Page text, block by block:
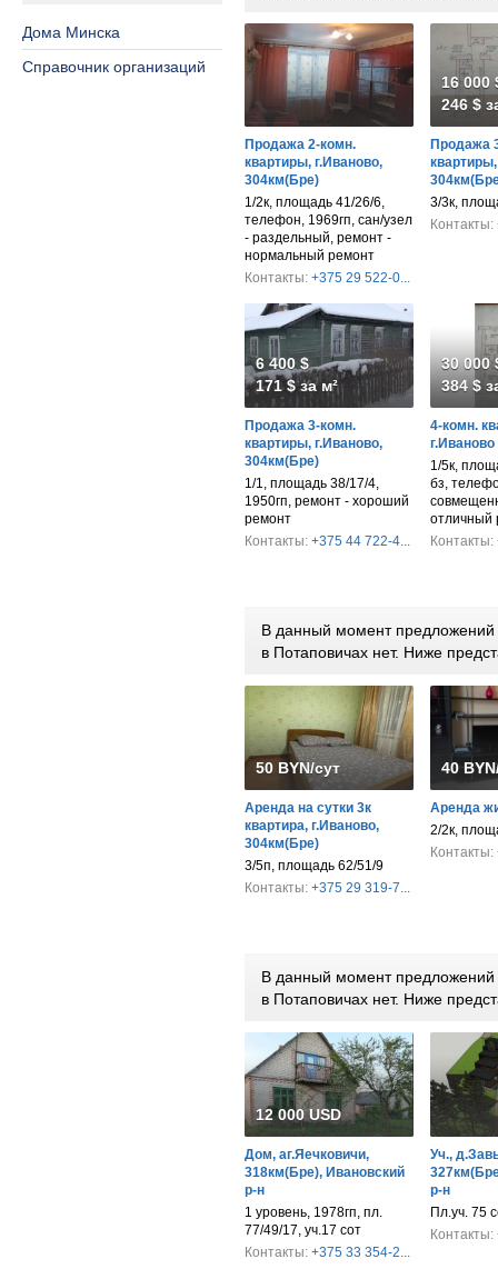
Дома Минска
Справочник организаций
Продажа 2-комн.
квартиры, г.Иваново,
304км(Бре)
1/2к, площадь 41/26/6,
телефон, 1969гп, сан/узел
- раздельный, ремонт -
нормальный ремонт
Контакты: +375 29 522-0...
16 000
246 $
Продажа
3/3к,
Контакты:
6 400 $
171 $ за м²
Продажа 3-комн.
квартиры, г.Иваново,
304км(Бре)
1/1, площадь 38/17/4,
1950гп, ремонт - хороший
ремонт
Контакты: +375 44 722-4...
30 000
384 $
4-комн.
г.Иваново
1/5к,
бз,
отличный
Контакты:
В данный момент предложений
в Потаповичах нет. Ниже
50 BYN/сут
Аренда на сутки 3к
квартира, г.Иваново,
304км(Бре)
3/5п, площадь 62/51/9
Контакты: +375 29 319-7...
40
Аренда
2/2к,
Контакты:
В данный момент предложений
в Потаповичах нет. Ниже
12 000 USD
Дом, аг.Яечковичи,
318км(Бре), Ивановский
р-н
1 уровень, 1978гп, пл.
77/49/17, уч.17 сот
Контакты: +375 33 354-2...
Уч.,
р-н
Пл.уч. 75
Контакты: